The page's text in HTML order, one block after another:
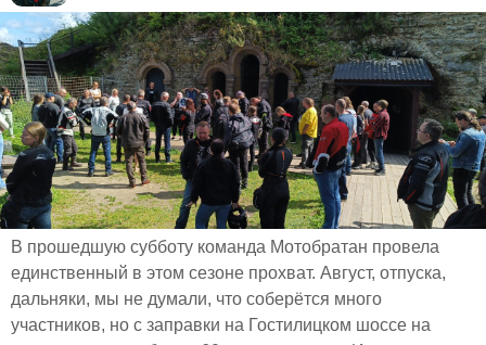
В прошедшую субботу команда Мотобратан провела
единственный в этом сезоне прохват. Август, отпуска,
дальняки, мы не думали, что соберётся много
участников, но с заправки на Гостилицком шоссе на